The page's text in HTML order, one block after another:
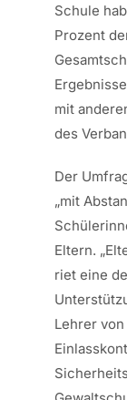
Schule
Prozent
mit
des
Der
„mit
Eltern.
riet eine
Lehrer